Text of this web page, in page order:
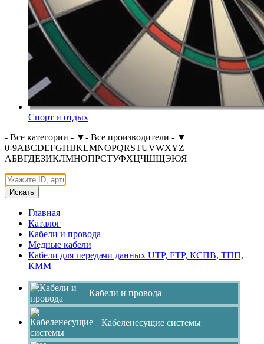
Спорт и отдых
- Все категории - ▼- Все производители - ▼
0-9ABCDEFGHIJKLMNOPQRSTUVWXYZ
АБВГДЕЗИКЛМНОПРСТУФХЦЧШЩЭЮЯ
Искать
Главная
Каталог
Кабели и провода
Медные кабели
Кабели для передачи данных UTP, FTP, КСПВ, ТПП,
КММ
Кабели и провода
Кабеленесущие системы